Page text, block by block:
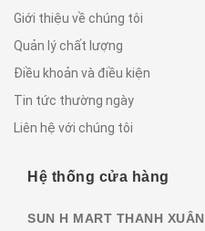
Giới thiệu về chúng tôi
Quản lý chất lượng
Điều khoản và điều kiện
Tin tức thường ngày
Liên hệ với chúng tôi
Hệ thống cửa hàng
SUN H MART THANH XUÂN